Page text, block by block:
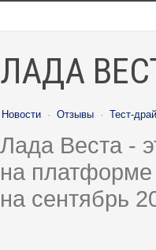
ЛАДА
Новости · Отзывы · Тест-
Лада Веста -
на платформе
на сентябрь